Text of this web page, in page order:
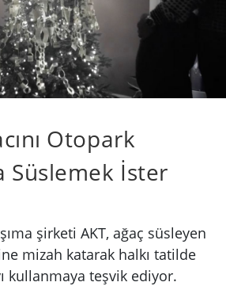
Otopark
Süslemek İster
şirketi AKT, ağaç süsleyen
mizah katarak halkı tatilde
kullanmaya teşvik ediyor.